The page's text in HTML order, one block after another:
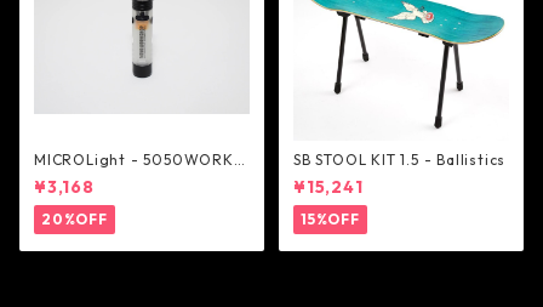
MICROLight - 5050WORKS
HOP
¥3,168
20%OFF
SB STOOL KIT 1.5 - Ballistics
¥15,241
15%OFF